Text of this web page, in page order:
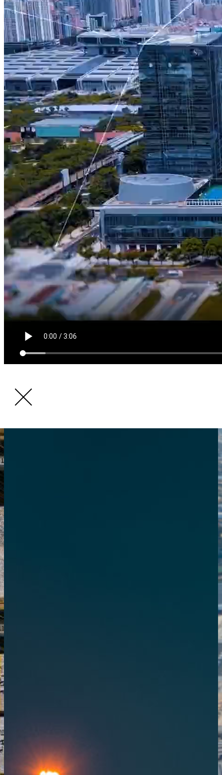
产品
新闻
APP
小程序
登录
关于我们
联系我们